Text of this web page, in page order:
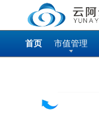
首页 市值管理